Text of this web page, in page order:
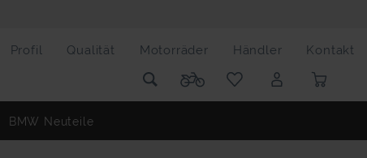
Profil Qualität Motorräder Händler Kontakt
BMW Neuteile